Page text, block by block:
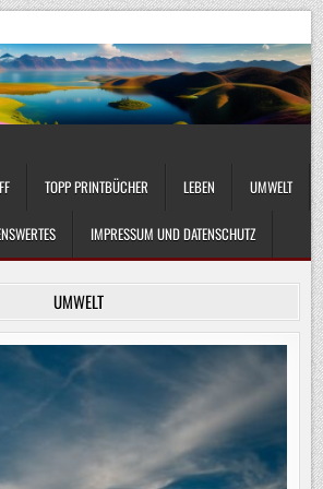
TOPP PRINTBÜCHER LEBEN UMWELT
IMPRESSUM UND DATENSCHUTZ
UMWELT